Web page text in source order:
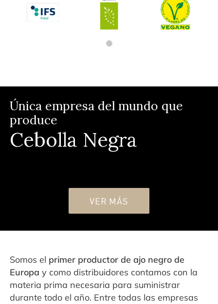
Única empresa del mundo que
produce
Cebolla Negra
VER MÁS
Somos el primer productor de ajo negro de
Europa y como distribuidores contamos con la
materia prima necesaria para suministrar
durante todo el año. Entre todas las empresas